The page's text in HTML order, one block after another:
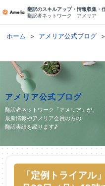
翻訳のスキルアップ・情報収集・
翻訳者ネットワーク アメリア
ホーム アメリア公式ブログ
アメリア公式ブログ
翻訳者ネットワーク「アメリア」が、
最新情報やアメリア会員の方の
翻訳実績を綴ります♪
「定例トライアル